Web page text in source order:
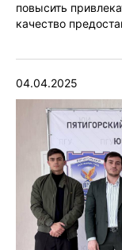
повысить
качество
04.04.2025